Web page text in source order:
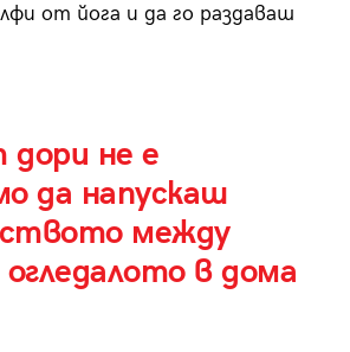
от йога и да го раздаваш
не е
да напускаш
между
в дома